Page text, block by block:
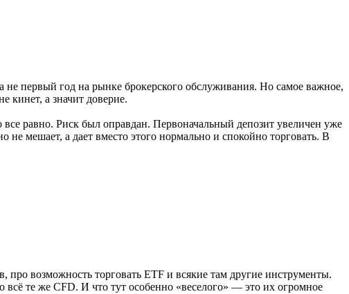
не первый год на рынке брокерского обслуживания. Но самое важное,
кинет, а значит доверие.
все равно. Риск был оправдан. Первоначальный депозит увеличен уже
не мешает, а дает вместо этого нормально и спокойно торговать. В
возможность торговать ETF и всякие там другие инструменты.
те же CFD. И что тут особенно «веселого» — это их огромное